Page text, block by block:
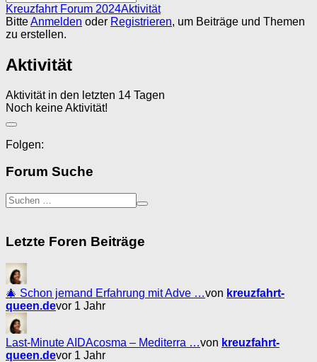
Forum-
Breadcrumbs
-
bist
hier:
Kreuzfahrt Forum 2024Aktivität
BitteAnmelden oder Registrieren, um Beiträge und Themen
zu erstellen.
Aktivität
Aktivität in den letzten 14 Tagen
Noch keine Aktivität!
Folgen:
Forum Suche
Letzte Foren Beiträge
🎄 Schon jemand Erfahrung mit Adve …von kreuzfahrt-
queen.devor 1 Jahr
Last-Minute AIDAcosma – Mediterra …von kreuzfahrt-
queen.devor 1 Jahr